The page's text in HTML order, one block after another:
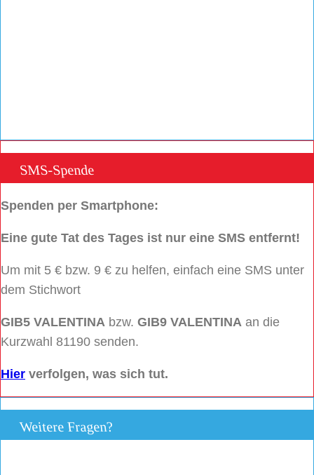
SMS-Spende
Spenden per Smartphone:
Eine gute Tat des Tages ist nur eine SMS entfernt!
Um mit 5 € bzw. 9 € zu helfen, einfach eine SMS unter
dem Stichwort
GIB5 VALENTINA bzw. GIB9 VALENTINA an die
Kurzwahl 81190 senden.
Hier verfolgen, was sich tut.
Weitere Fragen?